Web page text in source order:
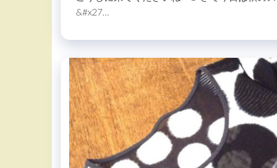
&#x27…